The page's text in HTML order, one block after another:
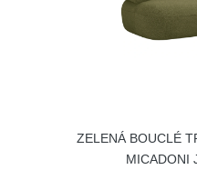
ZELENÁ BOUCLÉ
MICADONI